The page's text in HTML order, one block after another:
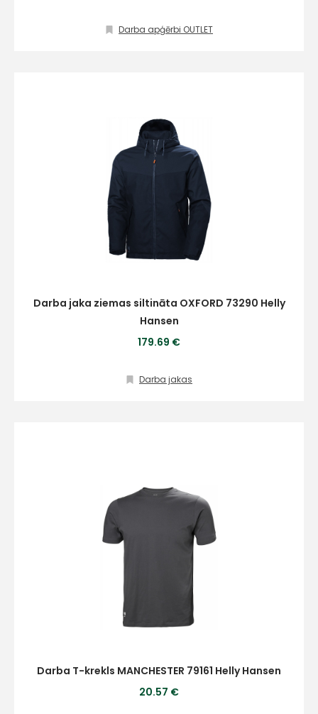
Darba apģērbi OUTLET
Darba jaka ziemas siltināta OXFORD 73290 Helly
Hansen
179.69 €
Darba jakas
Darba T-krekls MANCHESTER 79161 Helly Hansen
20.57 €
Sūtīt ziņojumu
Klientu
atbalsts
8:00 – 17:00
186
info@hards.lv